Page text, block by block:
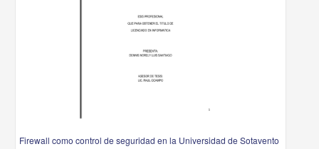
Firewall como control de seguridad en la Universidad de Sotavento